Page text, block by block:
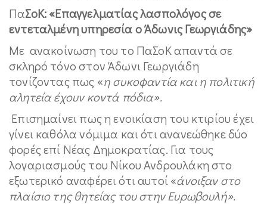
ΠαΣοΚ: «Επαγγελματίας λασπολόγος σε
εντεταλμένη υπηρεσία ο Άδωνις Γεωργιάδης»
Με ανακοίνωση του το ΠαΣοΚ απαντά σε
σκληρό τόνο στον Άδωνι Γεωργιάδη
τονίζοντας πως «η συκοφαντία και η πολιτική
αλητεία έχουν κοντά πόδια».
Επισημαίνει πως η ενοικίαση του κτιρίου έχει
γίνει καθόλα νόμιμα και ότι ανανεώθηκε δύο
φορές επί Νέας Δημοκρατίας. Για τους
λογαριασμούς του Νίκου Ανδρουλάκη στο
εξωτερικό αναφέρει ότι αυτοί «άνοιξαν στο
πλαίσιο της θητείας του στην Ευρωβουλή».